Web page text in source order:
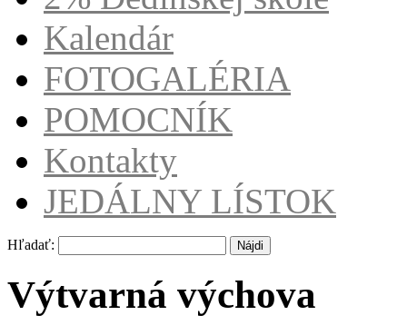
Kalendár
FOTOGALÉRIA
POMOCNÍK
Kontakty
JEDÁLNY LÍSTOK
Hľadať:
Výtvarná výchova